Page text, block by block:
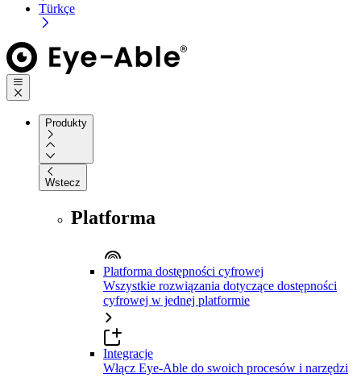
Türkçe
Produkty
Wstecz
Platforma
Platforma dostępności cyfrowej
Wszystkie rozwiązania dotyczące dostępności
cyfrowej w jednej platformie
Integracje
Włącz Eye-Able do swoich procesów i narzędzi